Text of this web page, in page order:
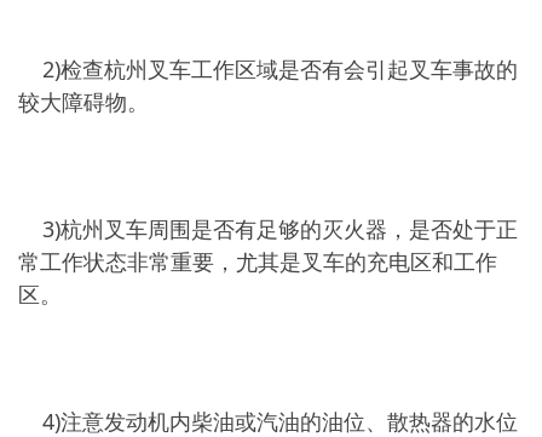
2)检查杭州叉车工作区域是否有会引起叉车事故的
较大障碍物。
3)杭州叉车周围是否有足够的灭火器，是否处于正
常工作状态非常重要，尤其是叉车的充电区和工作
区。
4)注意发动机内柴油或汽油的油位、散热器的水位